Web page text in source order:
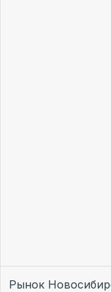
Рынок